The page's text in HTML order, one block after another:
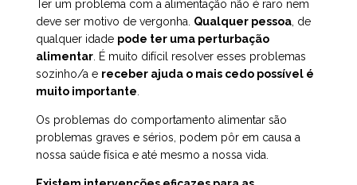
Ter um problema com a alimentação não é raro nem
deve ser motivo de vergonha. Qualquer pessoa , de
qualquer idade pode ter uma perturbação
alimentar . É muito difícil resolver esses problemas
sozinho/a e receber ajuda o mais cedo possível é
muito importante
Os problemas do comportamento alimentar são
problemas graves e sérios, podem pôr em causa a
nossa saúde física e até mesmo a nossa vida.